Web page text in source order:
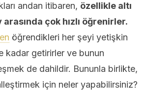
andan itibaren, özellikle altı
çok hızlı öğrenirler.
öğrendikleri her şeyi yetişkin
kadar getirirler ve bunun
de dahildir. Bununla birlikte,
için neler yapabilirsiniz?